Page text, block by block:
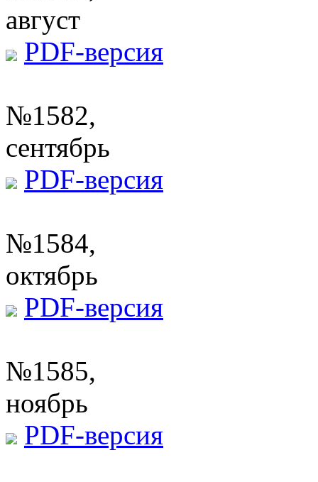
август
PDF-версия
№1582,
сентябрь
PDF-версия
№1584,
октябрь
PDF-версия
№1585,
ноябрь
PDF-версия